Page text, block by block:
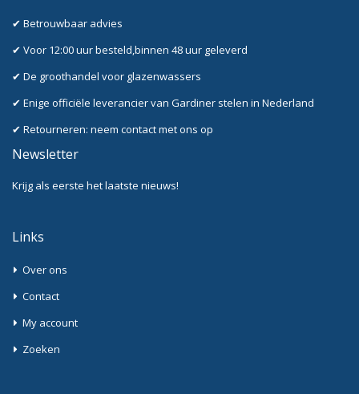
✔ Betrouwbaar advies
✔ Voor 12:00 uur besteld,binnen 48 uur geleverd
✔ De groothandel voor glazenwassers
✔ Enige officiële leverancier van Gardiner stelen in Nederland
✔ Retourneren: neem contact met ons op
Newsletter
Krijg als eerste het laatste nieuws!
Links
Over ons
Contact
My account
Zoeken